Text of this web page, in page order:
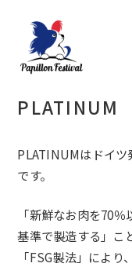
PLATINUM
PLATINUMはドイツ
です。
「新鮮なお肉を70％
基準で製造する」こ
「FSG製法」により